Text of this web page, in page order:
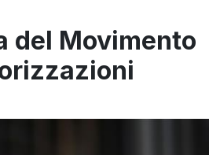
del Movimento